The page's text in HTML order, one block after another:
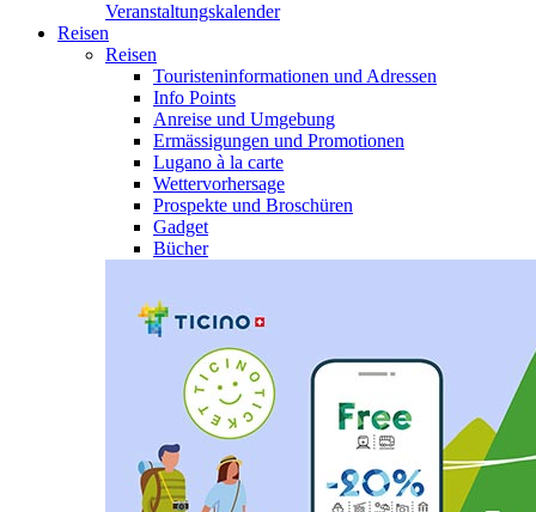
Veranstaltungskalender
Reisen
Reisen
Touristeninformationen und Adressen
Info Points
Anreise und Umgebung
Ermässigungen und Promotionen
Lugano à la carte
Wettervorhersage
Prospekte und Broschüren
Gadget
Bücher